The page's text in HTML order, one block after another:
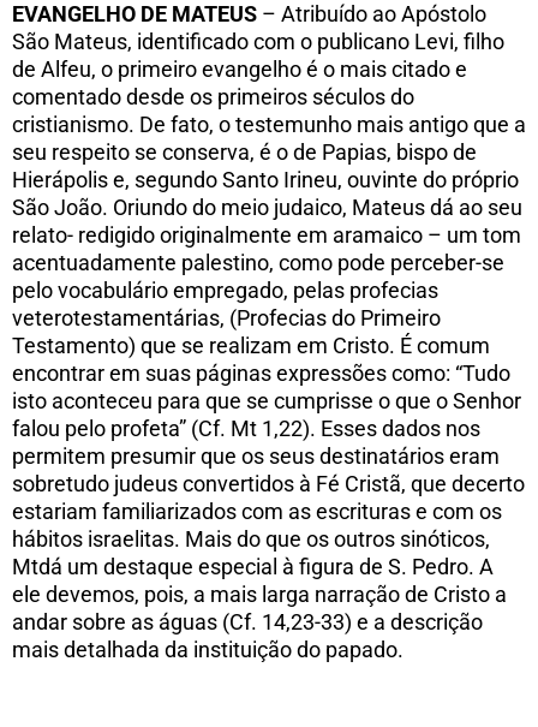
EVANGELHO DE MATEUS – Atribuído ao Apóstolo
São Mateus, identificado com o publicano Levi, filho
de Alfeu, o primeiro evangelho é o mais citado e
comentado desde os primeiros séculos do
cristianismo. De fato, o testemunho mais antigo que a
seu respeito se conserva, é o de Papias, bispo de
Hierápolis e, segundo Santo Irineu, ouvinte do próprio
São João. Oriundo do meio judaico, Mateus dá ao seu
relato- redigido originalmente em aramaico – um tom
acentuadamente palestino, como pode perceber-se
pelo vocabulário empregado, pelas profecias
veterotestamentárias, (Profecias do Primeiro
Testamento) que se realizam em Cristo. É comum
encontrar em suas páginas expressões como: “Tudo
isto aconteceu para que se cumprisse o que o Senhor
falou pelo profeta” (Cf. Mt 1,22). Esses dados nos
permitem presumir que os seus destinatários eram
sobretudo judeus convertidos à Fé Cristã, que decerto
estariam familiarizados com as escrituras e com os
hábitos israelitas. Mais do que os outros sinóticos,
Mtdá um destaque especial à figura de S. Pedro. A
ele devemos, pois, a mais larga narração de Cristo a
andar sobre as águas (Cf. 14,23-33) e a descrição
mais detalhada da instituição do papado.